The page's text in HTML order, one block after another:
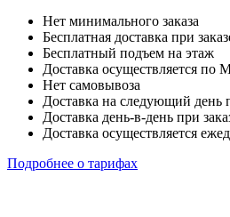
Нет минимального заказа
Бесплатная доставка при
Бесплатный подъем на этаж
Доставка осуществляется по
Нет самовывоза
Доставка на следующий день
Доставка день-в-день при
Доставка осуществляется
Подробнее о тарифах